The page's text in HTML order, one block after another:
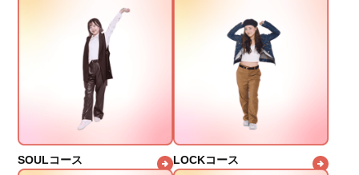
SOULコース LOCKコース